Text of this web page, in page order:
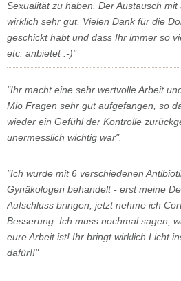
Sexualität zu haben. Der Austausch
wirklich sehr gut. Vielen Dank für die
geschickt habt und dass Ihr immer so
etc. anbietet :-)"
"Ihr macht eine sehr wertvolle Arbeit
Mio Fragen sehr gut aufgefangen, so
wieder ein Gefühl der Kontrolle
unermesslich wichtig war".
"Ich wurde mit 6 verschiedenen
Gynäkologen behandelt - erst meine
Aufschluss bringen, jetzt nehme ich
Besserung. Ich muss nochmal sagen,
eure Arbeit ist! Ihr bringt wirklich Licht
dafür!!"